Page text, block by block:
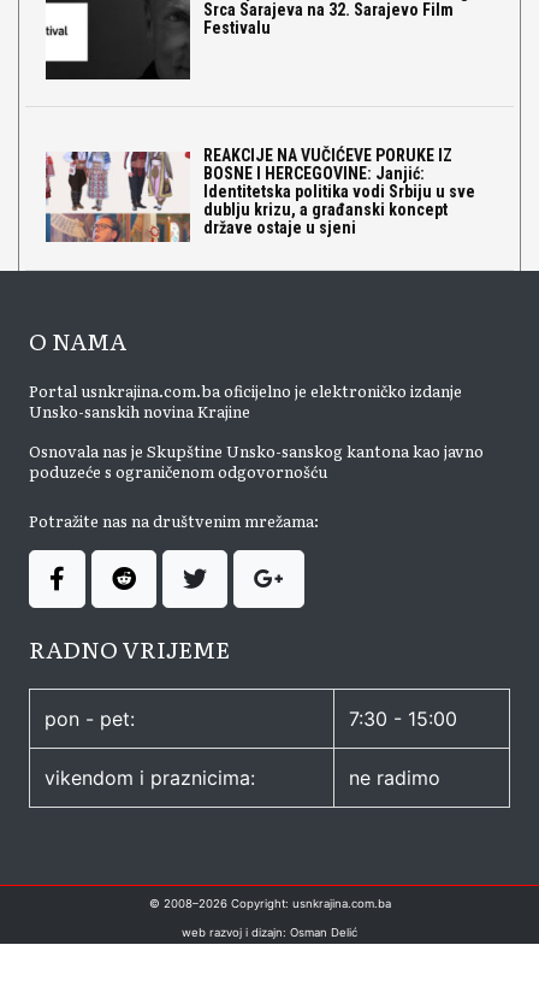
Srca Sarajeva na 32. Sarajevo Film
Festivalu
REAKCIJE NA VUČIĆEVE PORUKE IZ
BOSNE I HERCEGOVINE: Janjić:
Identitetska politika vodi Srbiju u sve
dublju krizu, a građanski koncept
države ostaje u sjeni
O NAMA
Portal usnkrajina.com.ba oficijelno je elektroničko izdanje
Unsko-sanskih novina Krajine
Osnovala nas je Skupštine Unsko-sanskog kantona kao javno
poduzeće s ograničenom odgovornošću
Potražite nas na društvenim mrežama:
RADNO VRIJEME
pon - pet: 7:30 - 15:00
vikendom i praznicima: ne radimo
© 2008–2026Copyright: usnkrajina.com.ba
web razvoj i dizajn: Osman Delić